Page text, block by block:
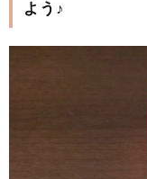
よう♪